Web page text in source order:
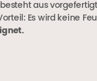
besteht aus
Es wird keine